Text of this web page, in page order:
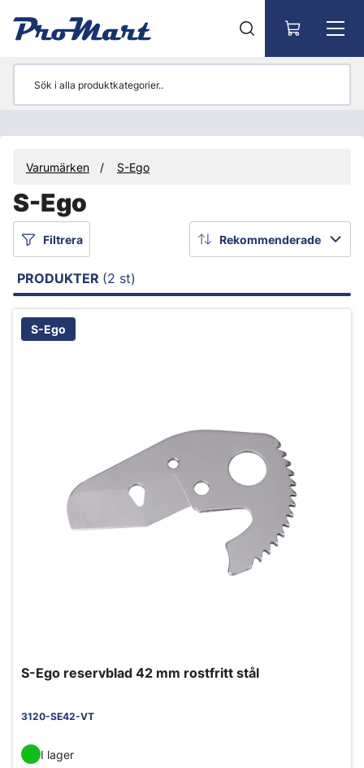
Varumärken S-Ego
S-Ego
Filtrera Rekommenderade
PRODUKTER (2 st)
S-Ego
S-Ego reservblad 42 mm rostfritt stål
3120-SE42-VT
I lager